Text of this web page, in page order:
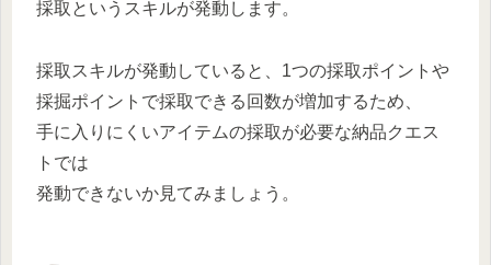
採取というスキルが発動します。
採取スキルが発動していると、1つの採取ポイントや
採掘ポイントで採取できる回数が増加するため、
手に入りにくいアイテムの採取が必要な納品クエス
トでは
発動できないか見てみましょう。